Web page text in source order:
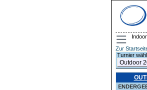
Zur
Turnier